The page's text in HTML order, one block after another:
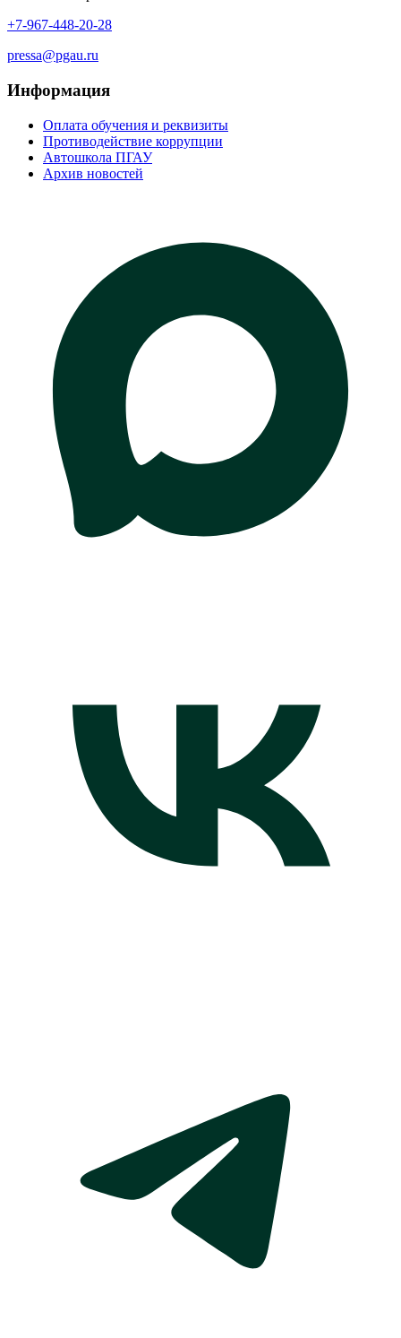
+7-967-448-20-28
pressa@pgau.ru
Информация
Оплата обучения и реквизиты
Противодействие коррупции
Автошкола ПГАУ
Архив новостей